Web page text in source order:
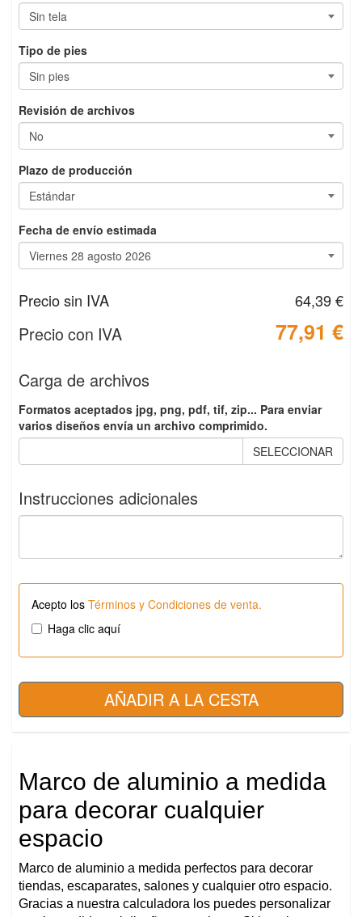
Tipo de pies
Revisión de archivos
Plazo de producción
Fecha de envío estimada
Precio sin IVA 64,39 €
Precio con IVA 77,91 €
Carga de archivos
Formatos aceptados jpg, png, pdf, tif, zip... Para enviar
varios diseños envía un archivo comprimido.
SELECCIONAR
Instrucciones adicionales
Acepto los Términos y Condiciones de venta.
Haga clic aquí
Marco de aluminio a medida
para decorar cualquier
espacio
Marco de aluminio a medida perfectos para decorar
tiendas, escaparates, salones y cualquier otro espacio.
Gracias a nuestra calculadora los puedes personalizar